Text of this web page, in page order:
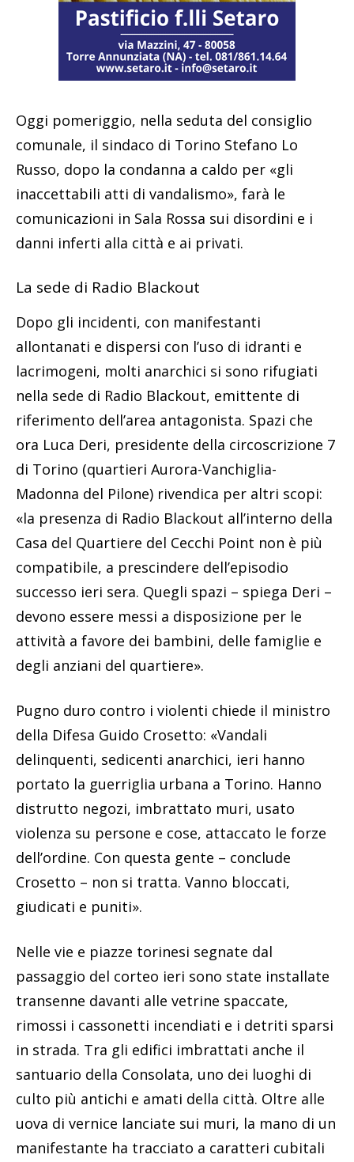
Oggi pomeriggio, nella seduta del consiglio
comunale, il sindaco di Torino Stefano Lo
Russo, dopo la condanna a caldo per «gli
inaccettabili atti di vandalismo», farà le
comunicazioni in Sala Rossa sui disordini e i
danni inferti alla città e ai privati.
La sede di Radio Blackout
Dopo gli incidenti, con manifestanti
allontanati e dispersi con l’uso di idranti e
lacrimogeni, molti anarchici si sono rifugiati
nella sede di Radio Blackout, emittente di
riferimento dell’area antagonista. Spazi che
ora Luca Deri, presidente della circoscrizione 7
di Torino (quartieri Aurora-Vanchiglia-
Madonna del Pilone) rivendica per altri scopi:
«la presenza di Radio Blackout all’interno della
Casa del Quartiere del Cecchi Point non è più
compatibile, a prescindere dell’episodio
successo ieri sera. Quegli spazi – spiega Deri –
devono essere messi a disposizione per le
attività a favore dei bambini, delle famiglie e
degli anziani del quartiere».
Pugno duro contro i violenti chiede il ministro
della Difesa Guido Crosetto: «Vandali
delinquenti, sedicenti anarchici, ieri hanno
portato la guerriglia urbana a Torino. Hanno
distrutto negozi, imbrattato muri, usato
violenza su persone e cose, attaccato le forze
dell’ordine. Con questa gente – conclude
Crosetto – non si tratta. Vanno bloccati,
giudicati e puniti».
Nelle vie e piazze torinesi segnate dal
passaggio del corteo ieri sono state installate
transenne davanti alle vetrine spaccate,
rimossi i cassonetti incendiati e i detriti sparsi
in strada. Tra gli edifici imbrattati anche il
santuario della Consolata, uno dei luoghi di
culto più antichi e amati della città. Oltre alle
uova di vernice lanciate sui muri, la mano di un
manifestante ha tracciato a caratteri cubitali